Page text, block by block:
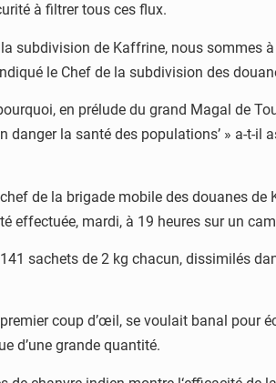
à filtrer tous ces flux.
la subdivision de Kaffrine, nous
le Chef de la subdivision des
en prélude du grand Magal de
danger la santé des populations’ » a-t-
de la brigade mobile des douanes
effectuée, mardi, à 19 heures sur un
sachets de 2 kg chacun, dissimilés
coup d’œil, se voulait banal pour
d’une grande quantité.